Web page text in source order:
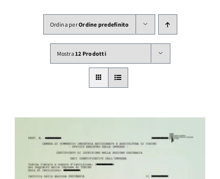
Ordina perOrdine predefinito
Mostra12 Prodotti